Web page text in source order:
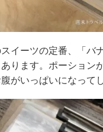
イーツの定番、「バ
あります。ポーション
がいっぱいになって